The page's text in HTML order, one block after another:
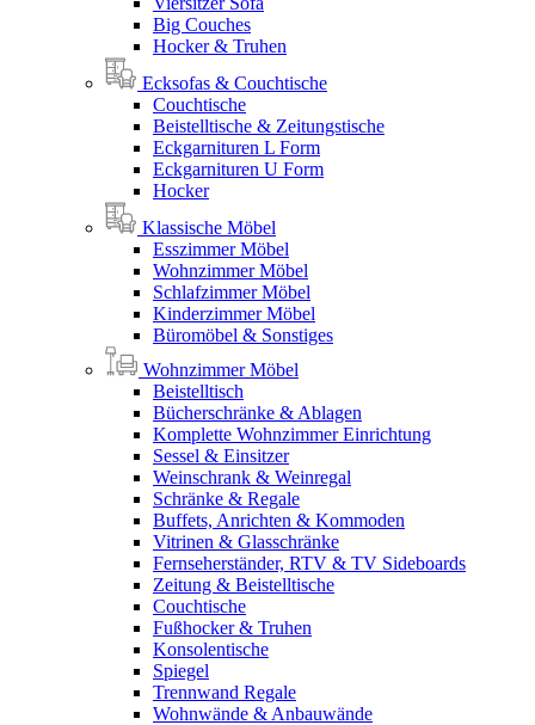
Big Couches
Hocker & Truhen
Ecksofas & Couchtische
Couchtische
Beistelltische & Zeitungstische
Eckgarnituren L Form
Eckgarnituren U Form
Hocker
Klassische Möbel
Esszimmer Möbel
Wohnzimmer Möbel
Schlafzimmer Möbel
Kinderzimmer Möbel
Büromöbel & Sonstiges
Wohnzimmer Möbel
Beistelltisch
Bücherschränke & Ablagen
Komplette Wohnzimmer Einrichtung
Sessel & Einsitzer
Weinschrank & Weinregal
Schränke & Regale
Buffets, Anrichten & Kommoden
Vitrinen & Glasschränke
Fernseherständer, RTV & TV Sideboards
Zeitung & Beistelltische
Couchtische
Fußhocker & Truhen
Konsolentische
Spiegel
Trennwand Regale
Wohnwände & Anbauwände